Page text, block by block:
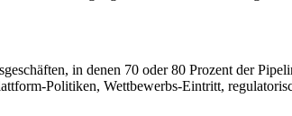
in denen 70 oder 80 Prozent der
Politiken, Wettbewerbs-Eintritt,